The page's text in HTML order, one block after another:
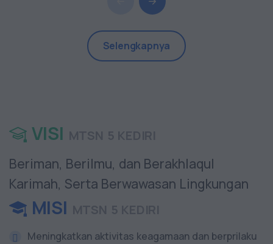
Selengkapnya
VISI
Beriman, Berilmu, dan Berakhlaqul
Karimah, Serta Berwawasan Lingkungan
MISI
Meningkatkan aktivitas keagamaan dan berprilaku